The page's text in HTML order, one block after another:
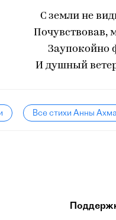
С земли не
Почувствовав,
Заупокойно
И душный
Все стихи Анны